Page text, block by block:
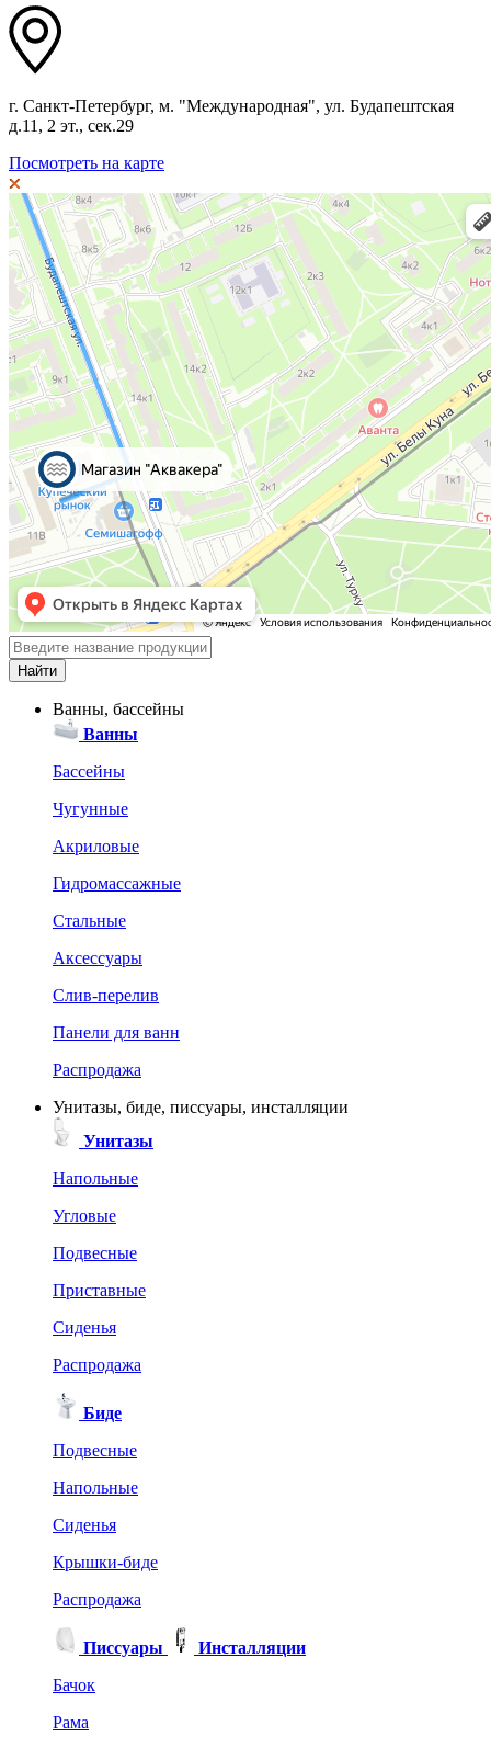
г. Санкт-Петербург, м. "Международная", ул. Будапештская
д.11, 2 эт., сек.29
Посмотреть на карте
Ванны, бассейны
Ванны
Бассейны
Чугунные
Акриловые
Гидромассажные
Стальные
Аксессуары
Слив-перелив
Панели для ванн
Распродажа
Унитазы, биде, писсуары, инсталляции
Унитазы
Напольные
Угловые
Подвесные
Приставные
Сиденья
Распродажа
Биде
Подвесные
Напольные
Сиденья
Крышки-биде
Распродажа
Писсуары
Инсталляции
Бачок
Рама